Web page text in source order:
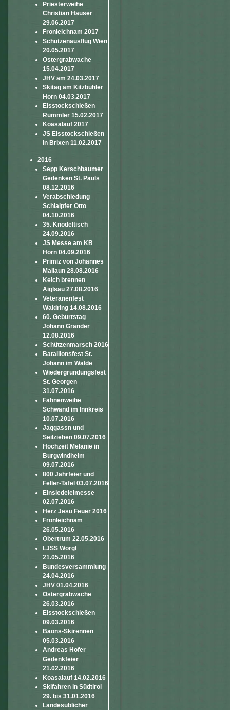
Priesterweihe
Christian Hauser
29.06.2017
Fronleichnam 2017
Schützenausflug Wien
20.05.2017
Ostergrabwache
15.04.2017
JHV am 24.03.2017
Skitag am Kitzbühler
Horn 04.03.2017
Eisstockschießen
Rummler 15.02.2017
Koasalauf 2017
JS Eisstockschießen
in Brixen 11.02.2017
2016
Sepp Kerschbaumer
Gedenken St. Pauls
08.12.2016
Verabschiedung
Schlaipfer Otto
04.10.2016
35. Knödeltisch
24.09.2016
JS Messe am KB
Horn 04.09.2016
Primiz von Johannes
Mallaun 28.08.2016
Kelch brennen
Aiglsau 27.08.2016
Veteranenfest
Waidring 14.08.2016
60. Geburtstag
Johann Grander
12.08.2016
Schützenmarsch 2016
Bataillonsfest St.
Johann im Walde
Wiedergründungsfest
St. Georgen
31.07.2016
Fahnenweihe
Schwand im Innkreis
10.07.2016
Jaggassn und
Seilziehen 09.07.2016
Hochzeit Melanie in
Burgwindheim
09.07.2016
800 Jahrfeier und
Feller-Tafel 03.07.2016
Einsiedeleimesse
02.07.2016
Herz Jesu Feuer 2016
Fronleichnam
26.05.2016
Obertrum 22.05.2016
LJSS Wörgl
21.05.2016
Bundesversammlung
24.04.2016
JHV 01.04.2016
Ostergrabwache
26.03.2016
Eisstockschießen
09.03.2016
Baons-Skirennen
05.03.2016
Andreas Hofer
Gedenkfeier
21.02.2016
Koasalauf 14.02.2016
Skifahren in Südtirol
29. bis 31.01.2016
Landesüblicher